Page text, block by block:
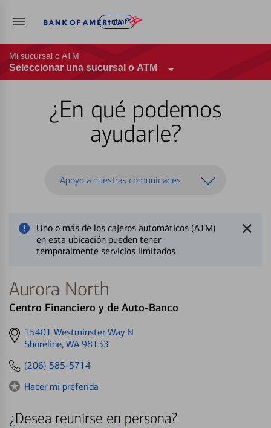
Entrar
Mi sucursal o ATM
Seleccionar una sucursal o ATM
¿En qué podemos
ayudarle?
Apoyo a nuestras comunidades
Uno o más de los cajeros automáticos (ATM)
en esta ubicación pueden tener
temporalmente servicios limitados
Aurora North
Centro Financiero y de Auto-Banco
Get
directions
15401 Westminster Way N
Shoreline, WA 98133
(206) 585-5714
Hacer mi preferida
¿Desea reunirse en persona?